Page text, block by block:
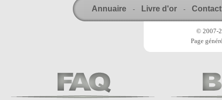
Annuaire - Livre d'or - Contact
© 2007-
Page